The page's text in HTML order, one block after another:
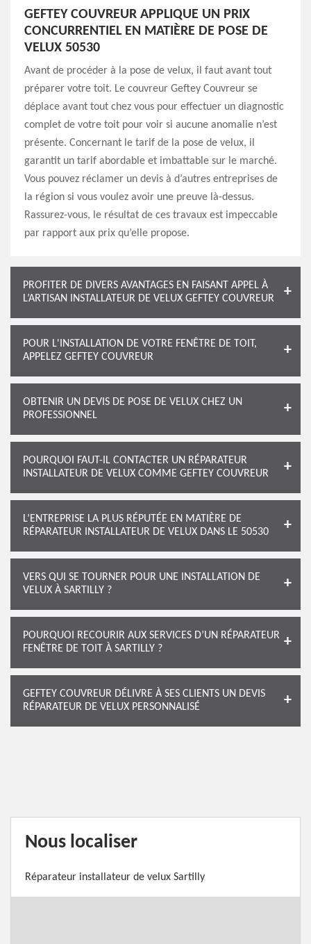
GEFTEY COUVREUR APPLIQUE UN PRIX
CONCURRENTIEL EN MATIÈRE DE POSE DE
VELUX 50530
Avant de procéder à la pose de velux, il faut avant tout
préparer votre toit. Le couvreur Geftey Couvreur se
déplace avant tout chez vous pour effectuer un diagnostic
complet de votre toit pour voir si aucune anomalie n’est
présente. Concernant le tarif de la pose de velux, il
garantit un tarif abordable et imbattable sur le marché.
Vous pouvez réclamer un devis à d’autres entreprises de
la région si vous voulez avoir une preuve là-dessus.
Rassurez-vous, le résultat de ces travaux est impeccable
par rapport aux prix qu’elle propose.
PROFITER DE DIVERS AVANTAGES EN FAISANT APPEL À
L’ARTISAN INSTALLATEUR DE VELUX GEFTEY COUVREUR
POUR L'INSTALLATION DE VOTRE FENÊTRE DE TOIT,
APPELEZ GEFTEY COUVREUR
OBTENIR UN DEVIS DE POSE DE VELUX CHEZ UN
PROFESSIONNEL
POURQUOI FAUT-IL CONTACTER UN RÉPARATEUR
INSTALLATEUR DE VELUX COMME GEFTEY COUVREUR
L’ENTREPRISE LA PLUS RÉPUTÉE EN MATIÈRE DE
RÉPARATEUR INSTALLATEUR DE VELUX DANS LE 50530
VERS QUI SE TOURNER POUR UNE INSTALLATION DE
VELUX À SARTILLY ?
POURQUOI RECOURIR AUX SERVICES D’UN RÉPARATEUR
FENÊTRE DE TOIT À SARTILLY ?
GEFTEY COUVREUR DÉLIVRE À SES CLIENTS UN DEVIS
RÉPARATEUR DE VELUX PERSONNALISÉ
Nous localiser
Réparateur installateur de velux Sartilly